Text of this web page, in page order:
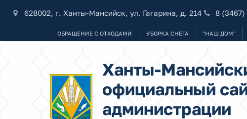
628002, г. Ханты-Мансийск, ул. Гагарина, д. 214 8
ОБРАЩЕНИЕ С ОТХОДАМИ УБОРКА СНЕГА "НАШ ДОМ"
Ханты-
официальный
администрации